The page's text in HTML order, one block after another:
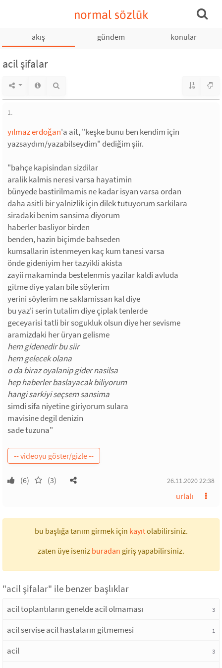
normal sözlük
akış gündem konular
acil şifalar
1.
yılmaz erdoğan'a ait, "keşke bunu ben kendim için
yazsaydım/yazabilseydim" dediğim şiir.
"bahçe kapisindan sizdilar
aralik kalmis neresi varsa hayatimin
bünyede bastirilmamis ne kadar isyan varsa ordan
daha asitli bir yalnizlik için dilek tutuyorum sarkilara
siradaki benim sansima diyorum
haberler basliyor birden
benden, hazin biçimde bahseden
kumsallarin istenmeyen kaç kum tanesi varsa
önde gideniyim her tazyikli akista
zayii makaminda bestelenmis yazilar kaldi avluda
gitme diye yalan bile söylerim
yerini söylerim ne saklamissan kal diye
bu yaz'i serin tutalim diye çiplak tenlerde
geceyarisi tatli bir sogukluk olsun diye her sevisme
aramizdaki her üryan gelisme
hem gidenedir bu siir
hem gelecek olana
o da biraz oyalanip gider nasilsa
hep haberler baslayacak biliyorum
hangi sarkiyi seçsem sansima
simdi sifa niyetine giriyorum sulara
mavisine degil denizin
sade tuzuna"
(6) (3) 26.11.2020 22:38
urlalı
bu başlığa tanım girmek için kayıtolabilirsiniz.
zaten üye iseniz buradan giriş yapabilirsiniz.
"acil şifalar" ile benzer başlıklar
acil toplantıların genelde acil olmaması 3
acil servise acil hastaların gitmemesi 1
acil 3